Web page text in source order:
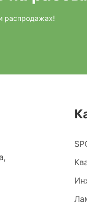
распродажах!